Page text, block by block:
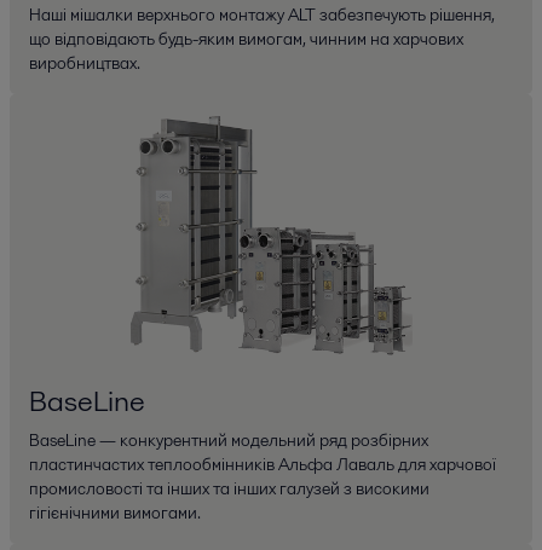
Наші мішалки верхнього монтажу ALT забезпечують рішення,
що відповідають будь-яким вимогам, чинним на харчових
виробництвах.
BaseLine
BaseLine — конкурентний модельний ряд розбірних
пластинчастих теплообмінників Альфа Лаваль для харчової
промисловості та інших та інших галузей з високими
гігієнічними вимогами.